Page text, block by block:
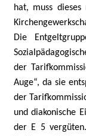
hat, muss
Die
der
Auge“, da sie
der
und diakonische
der E 5